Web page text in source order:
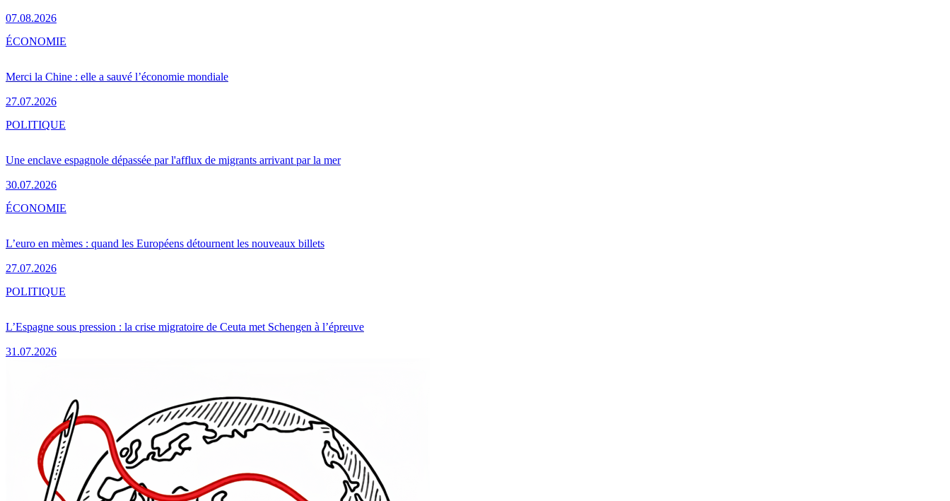
07.08.2026
Merci la Chine : elle a sauvé l’économie mondiale
27.07.2026
ÉCONOMIE
Une enclave espagnole dépassée par l'afflux de migrants arrivant par la mer
30.07.2026
POLITIQUE
L’euro en mèmes : quand les Européens détournent les nouveaux billets
27.07.2026
ÉCONOMIE
L’Espagne sous pression : la crise migratoire de Ceuta met Schengen à l’épreuve
31.07.2026
POLITIQUE